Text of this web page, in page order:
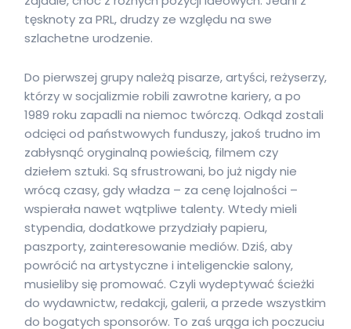
tęsknoty za PRL, drudzy ze względu na swe
szlachetne urodzenie.
Do pierwszej grupy należą pisarze, artyści, reżyserzy,
którzy w socjalizmie robili zawrotne kariery, a po
1989 roku zapadli na niemoc twórczą. Odkąd zostali
odcięci od państwowych funduszy, jakoś trudno im
zabłysnąć oryginalną powieścią, filmem czy
dziełem sztuki. Są sfrustrowani, bo już nigdy nie
wrócą czasy, gdy władza – za cenę lojalności –
wspierała nawet wątpliwe talenty. Wtedy mieli
stypendia, dodatkowe przydziały papieru,
paszporty, zainteresowanie mediów. Dziś, aby
powrócić na artystyczne i inteligenckie salony,
musieliby się promować. Czyli wydeptywać ścieżki
do wydawnictw, redakcji, galerii, a przede wszystkim
do bogatych sponsorów. To zaś urąga ich poczuciu